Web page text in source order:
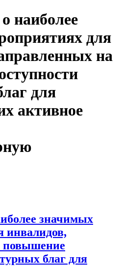
наиболее
для
на
для
активное
значимых
инвалидов,
повышение
благ для